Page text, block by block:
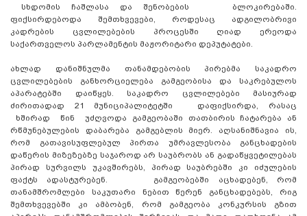
სხდომის ჩაშლასა და შენობების ბლოკირებაში.
ფიქსირდებოდა შემთხვევები, როდესაც ადგილობრივი
კადრების ცვლილებების პროცესში ღიად ერეოდა
საქართველოს პარლამენტის მაჟორიტარი დეპუტატები.
ახლად დანიშნულმა თანამდებობის პირებმა საკადრო
ცვლილებების განხორციელება გამგეობისა და საკრებულოს
აპარატებში დაიწყეს. საკადრო ცვლილებები მასიურად
ძირითადად 21 მუნიციპალიტეტში დაფიქსირდა, რასაც
ხშირად წინ უძღვოდა გამგეობაში თათბირის ჩატარება ან
რწმუნებულების დაბარება გამგებლის მიერ. აღსანიშნავია ის,
რომ გათავისუფლებულ პირთა უმრავლესობა განცხადების
დაწერის მიზეზებზე საჯაროდ არ საუბრობს ან გადაწყვეტილებას
პირად სურვილს უკავშირებს, პირად საუბრებში კი იძულების
ფაქტს ადასტურებენ. გამგეობებში აცხადებენ, რომ
თანამშრომლები საკუთარი ნებით წერენ განცხადებებს, რიგ
შემთხვევებში კი ამბობენ, რომ გამგეობა კონკურსის გზით